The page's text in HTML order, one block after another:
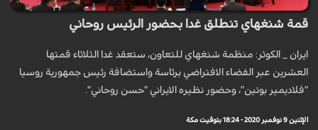
قمة شنغهاي تنطلق غدا بحضور الرئيس روحاني
ايران _ الكوثر: منظمة شنغهاي للتعاون، ستعقد غدا الثلاثاء قمتها
العشرين عبر الفضاء الافتراضي برئاسة واستضافة رئيس جمهورية روسيا
"فلاديمير بوتين"، وحضور نظيره الايراني "حسن روحاني".
الإثنين 9 نوفمبر 2020 - 18:24 بتوقيت مكة